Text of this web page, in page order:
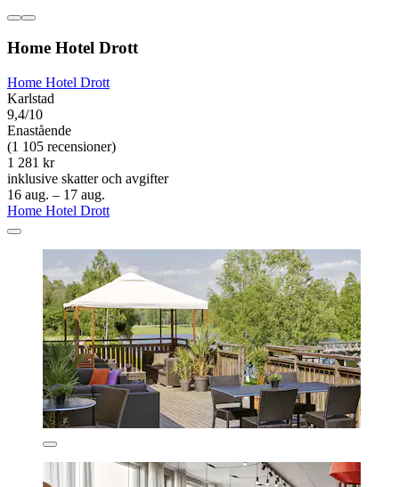
Home Hotel Drott
Home Hotel Drott
Karlstad
9,4/10
Enastående
(1 105 recensioner)
1 281 kr
inklusive skatter och avgifter
16 aug. – 17 aug.
Home Hotel Drott